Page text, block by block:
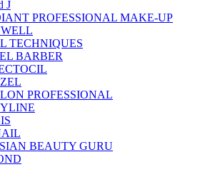
J
PROFESSIONAL MAKE-UP
TECHNIQUES
BARBER
PROFESSIONAL
BEAUTY GURU